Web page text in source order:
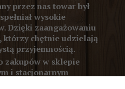
przez nas towar był
wysokie
Dzięki zaangażowaniu
którzy chętnie udzielają
przyjemnością.
zakupów w sklepie
i stacjonarnym